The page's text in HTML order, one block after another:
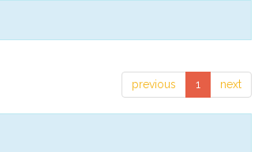
previous 1 next